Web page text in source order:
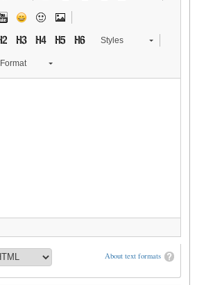
Styles
Format
About text formats